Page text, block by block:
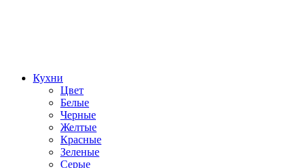
Кухни
Цвет
Белые
Черные
Желтые
Красные
Зеленые
Серые